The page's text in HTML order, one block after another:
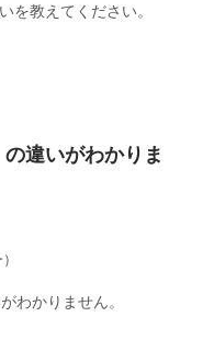
を教えてください。
違いがわかりま
わかりません。